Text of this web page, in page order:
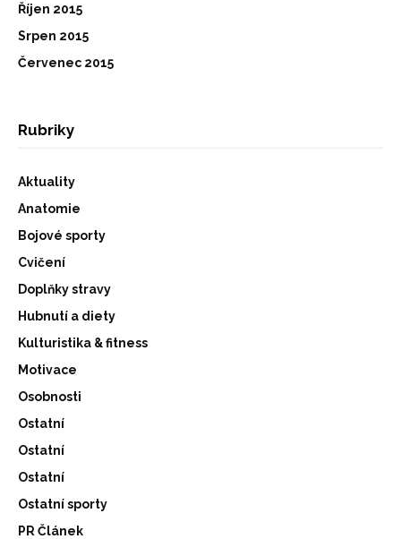
Říjen 2015
Srpen 2015
Červenec 2015
Rubriky
Aktuality
Anatomie
Bojové sporty
Cvičení
Doplňky stravy
Hubnutí a diety
Kulturistika & fitness
Motivace
Osobnosti
Ostatní
Ostatní
Ostatní
Ostatní sporty
PR Článek